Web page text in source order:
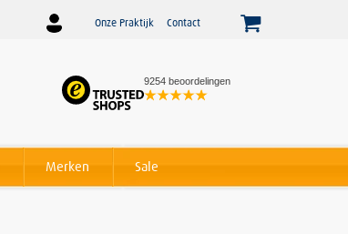
Onze Praktijk Contact
9254 beoordelingen
WinnaarBeslist Webshop
Award voor beste service!
Merken Sale